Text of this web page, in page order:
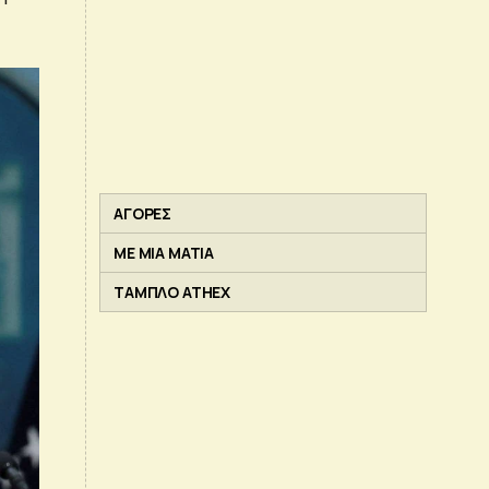
ΑΓΟΡΕΣ
ΜΕ ΜΙΑ ΜΑΤΙΑ
ΤΑΜΠΛΟ ATHEX